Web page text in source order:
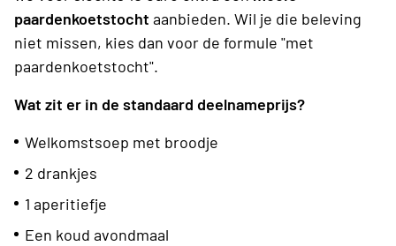
paardenkoetstocht aanbieden. Wil je die beleving
niet missen, kies dan voor de formule "met
paardenkoetstocht".
Wat zit er in de standaard deelnameprijs?
Welkomstsoep met broodje
2 drankjes
1 aperitiefje
Een koud avondmaal